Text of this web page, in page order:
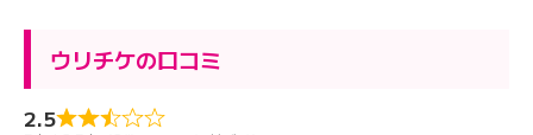
ウリチケの口コミ
2.5